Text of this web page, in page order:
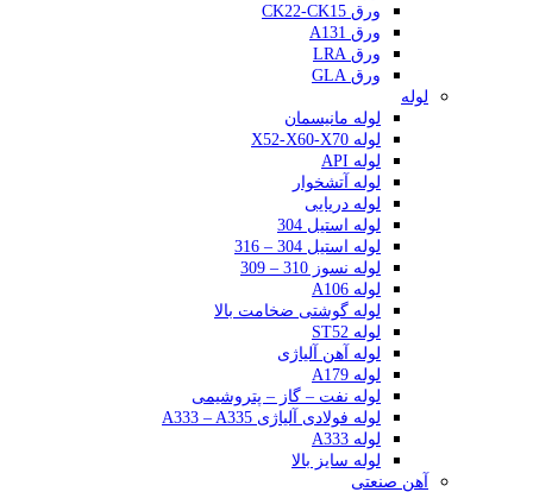
ورق CK22-CK15
ورق A131
ورق LRA
ورق GLA
لوله
لوله مانیسمان
لوله X52-X60-X70
لوله API
لوله آتشخوار
لوله دریایی
لوله استیل 304
لوله استیل 304 – 316
لوله نسوز 310 – 309
لوله A106
لوله گوشتی ضخامت بالا
لوله ST52
لوله آهن آلیاژی
لوله A179
لوله نفت – گاز – پتروشیمی
لوله فولادی آلیاژی A333 – A335
لوله A333
لوله سایز بالا
آهن صنعتی